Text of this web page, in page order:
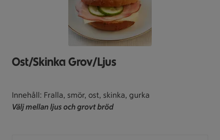
Ost/Skinka Grov/Ljus
Innehåll: Fralla, smör, ost, skinka, gurka
Välj mellan ljus och grovt bröd